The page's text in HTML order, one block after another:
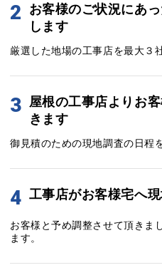
2
お客様のご状況にあ
します
厳選した地場の工事店を最大３
3 屋根の工事店よりお
きます
御見積のための現地調査の日程
4 工事店がお客様宅へ
お客様と予め調整させて頂きま
ます。